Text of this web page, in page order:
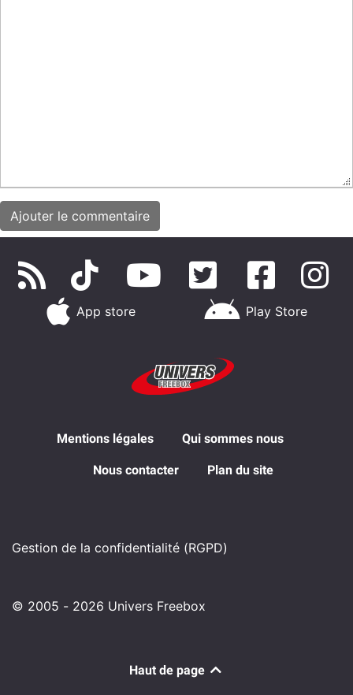
App store Play Store
Mentions légales Qui sommes nous
Nous contacter Plan du site
Gestion de la confidentialité (RGPD)
© 2005 - 2026 Univers Freebox
Haut de page